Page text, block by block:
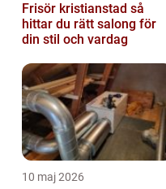
Frisör kristianstad så
hittar du rätt salong för
din stil och vardag
10 maj 2026